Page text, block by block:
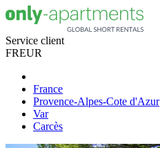
Service client
FREUR
France
Provence-Alpes-Cote d'Azur
Var
Carcès